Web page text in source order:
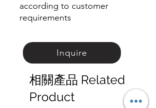
according to customer
requirements
Inquire
相關產品 Related
Product